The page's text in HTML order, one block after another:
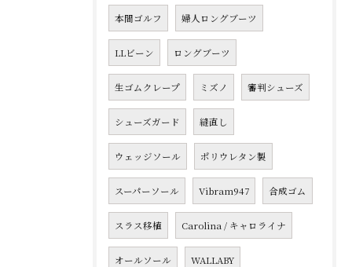
本間ゴルフ 婦人ロングブーツ
LLビーン ロングブーツ
生ゴムクレープ ミズノ 審判シューズ
シューズガード 縫直し
ウェッジソール ポリウレタン製
スーパーソール Vibram947 合成ゴム
スラス移植 Carolina / キャロライナ
オールソール WALLABY